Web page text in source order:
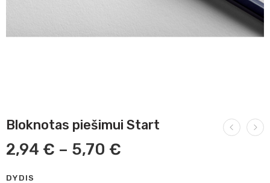
Bloknotas piešimui Start
2,94 € – 5,70 €
DYDIS